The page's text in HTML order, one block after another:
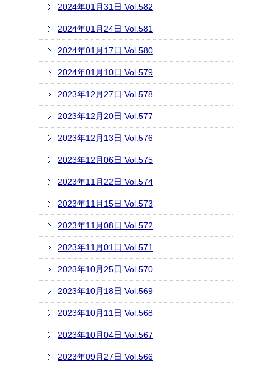
2024年01月31日 Vol.582
2024年01月24日 Vol.581
2024年01月17日 Vol.580
2024年01月10日 Vol.579
2023年12月27日 Vol.578
2023年12月20日 Vol.577
2023年12月13日 Vol.576
2023年12月06日 Vol.575
2023年11月22日 Vol.574
2023年11月15日 Vol.573
2023年11月08日 Vol.572
2023年11月01日 Vol.571
2023年10月25日 Vol.570
2023年10月18日 Vol.569
2023年10月11日 Vol.568
2023年10月04日 Vol.567
2023年09月27日 Vol.566